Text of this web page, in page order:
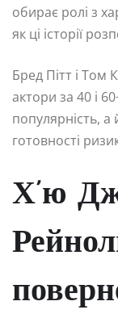
обирає ролі з
як ці історії
Бред Пітт і Том
актори за 40 і
популярність, а
готовності
Х’ю